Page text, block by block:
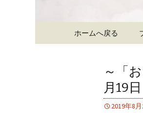
コンテンツへ移動
ホームへ戻る
～「
月19日
2019年8